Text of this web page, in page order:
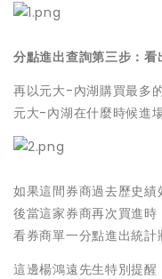
分點進出查詢第三步：
再以元大-內湖購買最多
元大-內湖在什麼時候進
如果這間券商過去歷史
後當這家券商再次買進
看券商單一分點進出統計
這邊楊鴻遠先生特別提